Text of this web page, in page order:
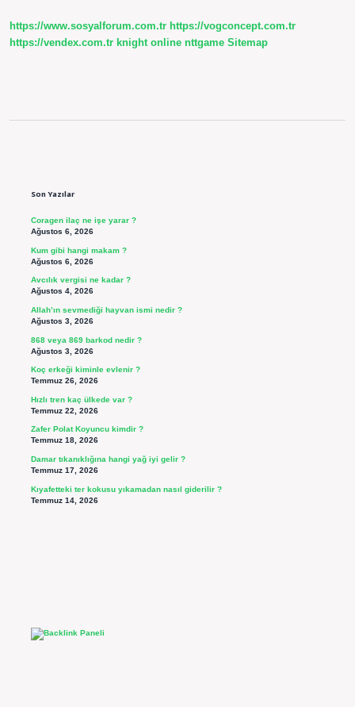
https://www.sosyalforum.com.tr https://vogconcept.com.tr
https://vendex.com.tr knight online nttgame Sitemap
Son Yazılar
Coragen ilaç ne işe yarar ?
Ağustos 6, 2026
Kum gibi hangi makam ?
Ağustos 6, 2026
Avcılık vergisi ne kadar ?
Ağustos 4, 2026
Allah’ın sevmediği hayvan ismi nedir ?
Ağustos 3, 2026
868 veya 869 barkod nedir ?
Ağustos 3, 2026
Koç erkeği kiminle evlenir ?
Temmuz 26, 2026
Hızlı tren kaç ülkede var ?
Temmuz 22, 2026
Zafer Polat Koyuncu kimdir ?
Temmuz 18, 2026
Damar tıkanıklığına hangi yağ iyi gelir ?
Temmuz 17, 2026
Kıyafetteki ter kokusu yıkamadan nasıl giderilir ?
Temmuz 14, 2026